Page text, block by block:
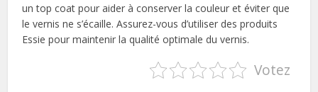
un top coat pour aider à conserver la couleur et éviter que
le vernis ne s’écaille. Assurez-vous d’utiliser des produits
Essie pour maintenir la qualité optimale du vernis.
Votez